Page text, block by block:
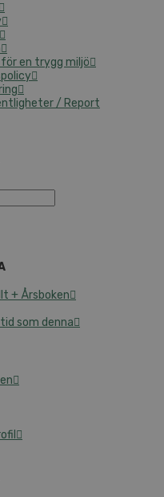
en trygg miljö
/ Report
+ Årsboken
som denna